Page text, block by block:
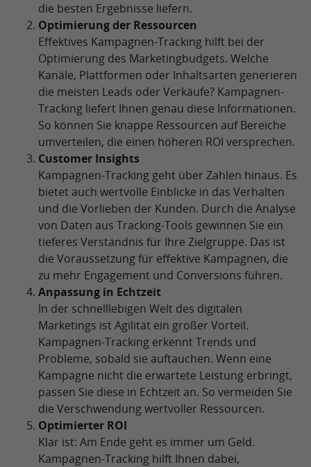
die besten Ergebnisse liefern.
Optimierung der Ressourcen
Effektives Kampagnen-Tracking hilft bei der
Optimierung des Marketingbudgets. Welche
Kanäle, Plattformen oder Inhaltsarten generieren
die meisten Leads oder Verkäufe? Kampagnen-
Tracking liefert Ihnen genau diese Informationen.
So können Sie knappe Ressourcen auf Bereiche
umverteilen, die einen höheren ROI versprechen.
Customer Insights
Kampagnen-Tracking geht über Zahlen hinaus. Es
bietet auch wertvolle Einblicke in das Verhalten
und die Vorlieben der Kunden. Durch die Analyse
von Daten aus Tracking-Tools gewinnen Sie ein
tieferes Verständnis für Ihre Zielgruppe. Das ist
die Voraussetzung für effektive Kampagnen, die
zu mehr Engagement und Conversions führen.
Anpassung in Echtzeit
In der schnelllebigen Welt des digitalen
Marketings ist Agilität ein großer Vorteil.
Kampagnen-Tracking erkennt Trends und
Probleme, sobald sie auftauchen. Wenn eine
Kampagne nicht die erwartete Leistung erbringt,
passen Sie diese in Echtzeit an. So vermeiden Sie
die Verschwendung wertvoller Ressourcen.
Optimierter ROI
Klar ist: Am Ende geht es immer um Geld.
Kampagnen-Tracking hilft Ihnen dabei,